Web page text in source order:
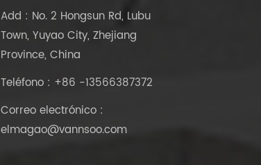
Add : No. 2 Hongsun Rd, Lubu
Town, Yuyao City, Zhejiang
Province, China
Teléfono : +86 -13566387372
Correo electrónico :
elmagao@vannsoo.com